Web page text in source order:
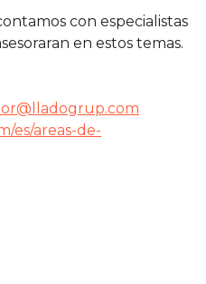
con especialistas
en estos temas.
es/areas-de-